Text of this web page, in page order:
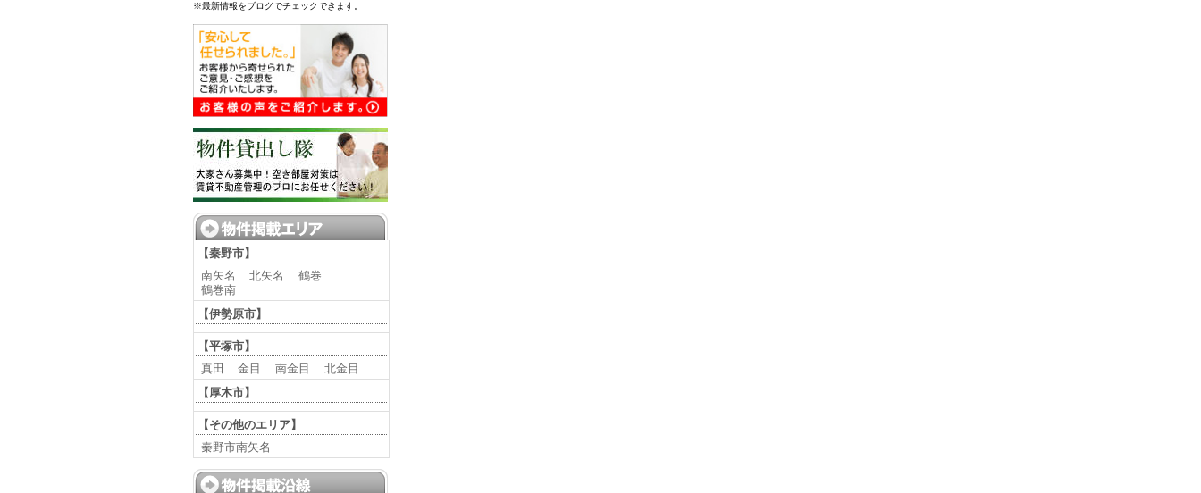
※最新情報をブログでチェックできます。
【秦野市】
南矢名
北矢名
鶴巻
鶴巻南
【伊勢原市】
【平塚市】
真田
金目 南金目
北金目
【厚木市】
【その他のエリア】
秦野市南矢名